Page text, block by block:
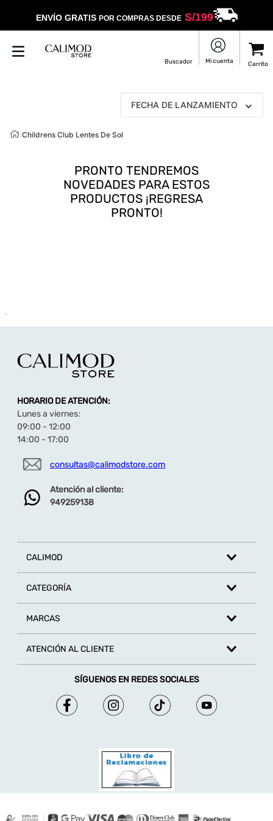
ENVÍO GRATIS POR COMPRAS DESDES/199
FECHA DE LANZAMIENTO
/Childrens Club Lentes De Sol
.
HORARIO DE ATENCIÓN:
Lunes a viernes:
09:00 - 12:00
14:00 - 17:00
consultas@calimodstore.com
Atención al cliente:
949259138
CALIMOD
CATEGORÍA
MARCAS
ATENCIÓN AL CLIENTE
SÍGUENOS EN REDES SOCIALES